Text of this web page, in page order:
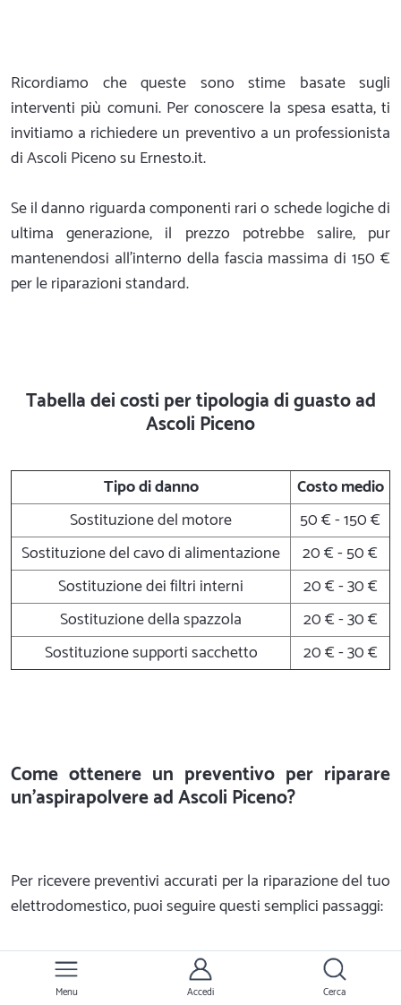
Ricordiamo che queste sono stime basate sugli
interventi più comuni. Per conoscere la spesa esatta, ti
invitiamo a richiedere un preventivo a un professionista
di Ascoli Piceno su Ernesto.it.
Se il danno riguarda componenti rari o schede logiche di
ultima generazione, il prezzo potrebbe salire, pur
mantenendosi all'interno della fascia massima di 150 €
per le riparazioni standard.
Tabella dei costi per tipologia di guasto ad
Ascoli Piceno
Tipo di danno
Costo medio
Sostituzione del motore
50 € - 150 €
Sostituzione del cavo di alimentazione
20 € - 50 €
Sostituzione dei filtri interni
20 € - 30 €
Sostituzione della spazzola
20 € - 30 €
Sostituzione supporti sacchetto
20 € - 30 €
Come ottenere un preventivo per riparare
un'aspirapolvere ad Ascoli Piceno?
Per ricevere preventivi accurati per la riparazione del tuo
elettrodomestico, puoi seguire questi semplici passaggi:
Menu Accedi Cerca